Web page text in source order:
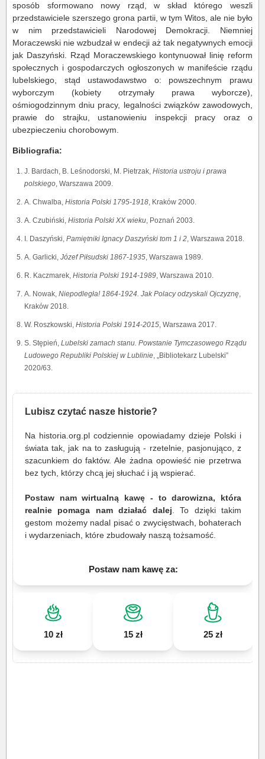
sposób sformowano nowy rząd, w skład którego weszli
przedstawiciele szerszego grona partii, w tym Witos, ale nie było
w nim przedstawicieli Narodowej Demokracji. Niemniej
Moraczewski nie wzbudzał w endecji aż tak negatywnych emocji
jak Daszyński. Rząd Moraczewskiego kontynuował linię reform
społecznych i gospodarczych ogłoszonych w manifeście rządu
lubelskiego, stąd ustawodawstwo o: powszechnym prawu
wyborczym (kobiety otrzymały prawa wyborcze),
ośmiogodzinnym dniu pracy, legalności związków zawodowych,
prawie do strajku, ustanowieniu inspekcji pracy oraz o
ubezpieczeniu chorobowym.
Bibliografia:
J. Bardach, B. Leśnodorski, M. Pietrzak, Historia ustroju i prawa
polskiego, Warszawa 2009.
A. Chwalba, Historia Polski 1795-1918, Kraków 2000.
A. Czubiński, Historia Polski XX wieku, Poznań 2003.
I. Daszyński, Pamiętniki Ignacy Daszyński tom 1 i 2, Warszawa 2018.
A. Garlicki, Józef Piłsudski 1867-1935, Warszawa 1989.
R. Kaczmarek, Historia Polski 1914-1989, Warszawa 2010.
A. Nowak, Niepodległa! 1864-1924. Jak Polacy odzyskali Ojczyznę,
Kraków 2018.
W. Roszkowski, Historia Polski 1914-2015, Warszawa 2017.
S. Stępień, Lubelski zamach stanu. Powstanie Tymczasowego Rządu
Ludowego Republiki Polskiej w Lublinie, „Bibliotekarz Lubelski”
2020/63.
Lubisz czytać nasze historie?
Na historia.org.pl codziennie opowiadamy dzieje Polski i
świata tak, jak na to zasługują - rzetelnie, pasjonująco, z
szacunkiem do faktów. Ale żadna opowieść nie przetrwa
bez tych, którzy chcą jej słuchać i ją wspierać.
Postaw nam wirtualną kawę - to darowizna, która
realnie pomaga nam działać dalej. To dzięki takim
gestom możemy nadal pisać o zwycięstwach, bohaterach
i wydarzeniach, które zbudowały naszą tożsamość.
Postaw nam kawę za:
10 zł 15 zł 25 zł